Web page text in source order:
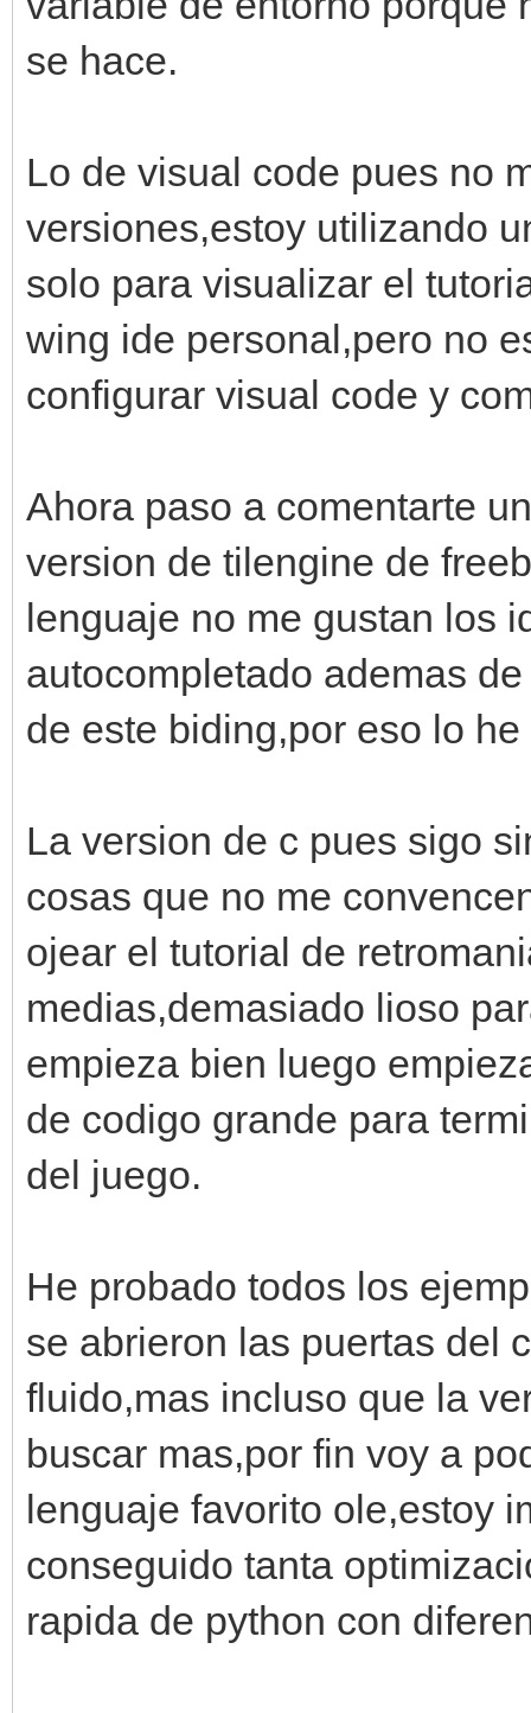
se hace.
Lo de visual code pues no
versiones,estoy utilizando
solo para visualizar el
wing ide personal,pero no
configurar visual code y
Ahora paso a comentarte
version de tilengine de
lenguaje no me gustan los
autocompletado ademas
de este biding,por eso lo
La version de c pues sigo
cosas que no me
ojear el tutorial de
medias,demasiado lioso
empieza bien luego
de codigo grande para
del juego.
He probado todos los
se abrieron las puertas del
fluido,mas incluso que la
buscar mas,por fin voy a
lenguaje favorito ole,estoy
conseguido tanta
rapida de python con